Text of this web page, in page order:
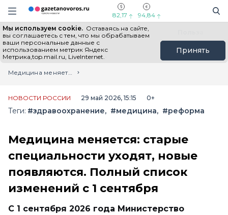
Информационный портал "ГазетаНоворос.ру"
Навигация сайта
82,17 94,84
Мы используем cookie. Оставаясь на сайте,
вы соглашаетесь с тем, что мы обрабатываем
ваши персональные данные с
использованием метрик Яндекс
Метрика,top.mail.ru, LiveInternet.
Принять
Все новости Новости России
Главная
Лента новостей
Медицина меняется: старые специальности уходят, новые появляются. Полный список изменений с 1 сентября
НОВОСТИ РОССИИ 29 май 2026, 15:15 0+
Теги: #здравоохранение #медицина #реформа
Медицина меняется: старые
специальности уходят, новые
появляются. Полный список
изменений с 1 сентября
С 1 сентября 2026 года Министерство